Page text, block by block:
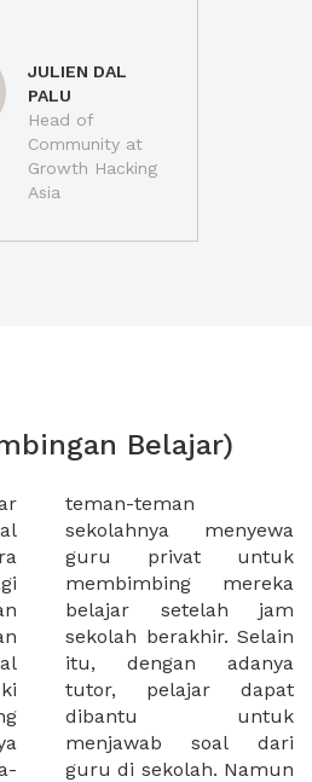
JULIEN DAL
PALU
Head of
Community at
Growth Hacking
Asia
Belajar)